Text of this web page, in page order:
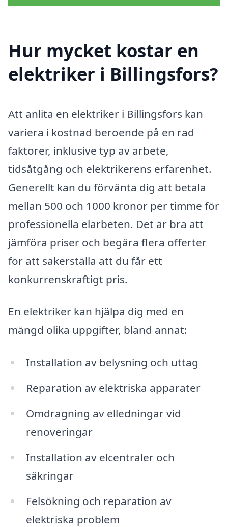
Hur mycket kostar en
elektriker i Billingsfors?
Att anlita en elektriker i Billingsfors kan
variera i kostnad beroende på en rad
faktorer, inklusive typ av arbete,
tidsåtgång och elektrikerens erfarenhet.
Generellt kan du förvänta dig att betala
mellan 500 och 1000 kronor per timme för
professionella elarbeten. Det är bra att
jämföra priser och begära flera offerter
för att säkerställa att du får ett
konkurrenskraftigt pris.
En elektriker kan hjälpa dig med en
mängd olika uppgifter, bland annat:
Installation av belysning och uttag
Reparation av elektriska apparater
Omdragning av elledningar vid
renoveringar
Installation av elcentraler och
säkringar
Felsökning och reparation av
elektriska problem